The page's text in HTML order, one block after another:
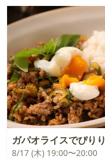
ガパオライスでぴりり
8/17 (木) 19:00〜20:00